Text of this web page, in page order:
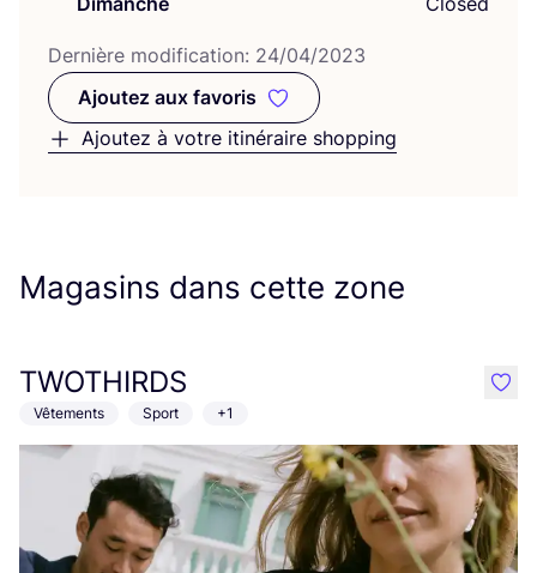
Der­nière modi­fi­ca­tion: 24/04/2023
Ajoutez aux favoris
Ajoutez aux favoris
Ajoutez à votre itinéraire shopping
Magasins dans cette zone
TWOTHIRDS
Vêtements Sport +1
like